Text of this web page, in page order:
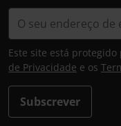
Subscrever
Este site está protegido
de Privacidade e os